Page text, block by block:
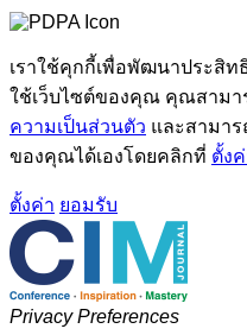
เราใช้คุกกี้เพื่อพัฒนาประสิ
ใช้เว็บไซต์ของคุณ คุณสามา
ความเป็นส่วนตัว และสามาร
ของคุณได้เองโดยคลิกที่ ตั้ง
ตั้งค่า ยอมรับ
Privacy Preferences